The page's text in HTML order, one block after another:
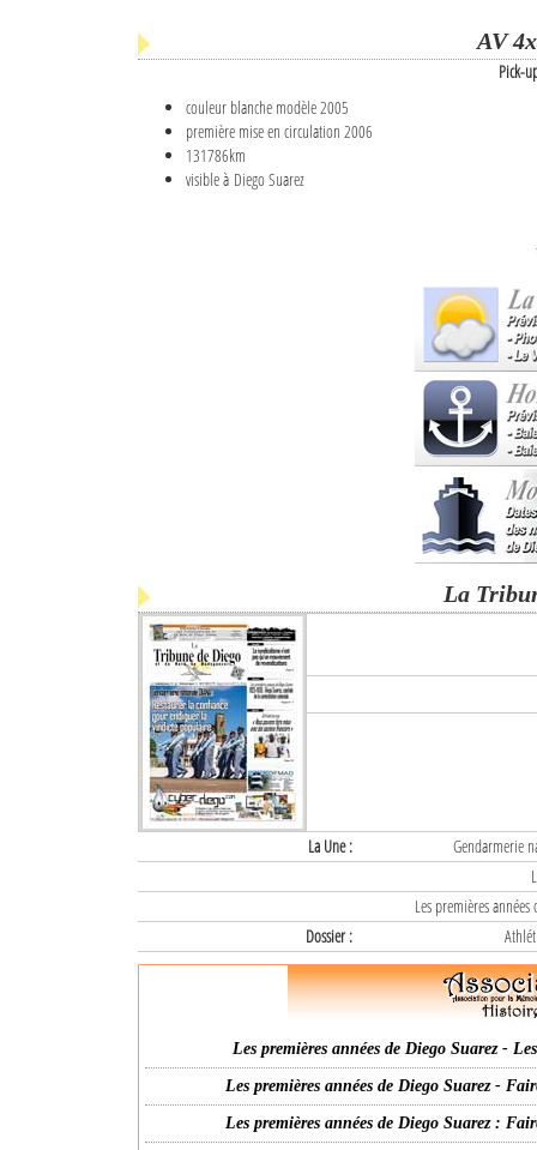
AV
Pick-
couleur blanche modèle 2005
première mise en circulation 2006
131786km
visible à Diego Suarez
La
La Une :
Gendarmerie
Les premières
Dossier :
Les premières années de Diego Suarez -
Les premières années de Diego Suarez -
Les premières années de Diego Suarez :